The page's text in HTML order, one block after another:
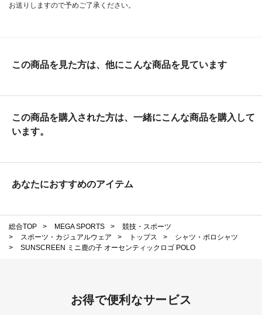
お送りしますので予めご了承ください。
この商品を見た方は、他にこんな商品を見ています
この商品を購入された方は、一緒にこんな商品を購入して
います。
あなたにおすすめのアイテム
総合TOP > MEGA SPORTS >
競技・スポーツ
>
スポーツ・カジュアルウェア > トップス >
シャツ・ポロシャツ
>
SUNSCREEN ミニ鹿の子 オーセンティックロゴ POLO
お得で便利なサービス